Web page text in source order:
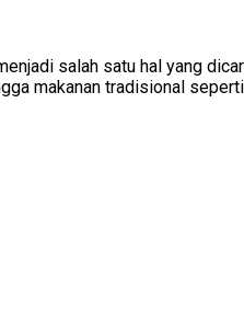
salah satu hal yang
makanan tradisional